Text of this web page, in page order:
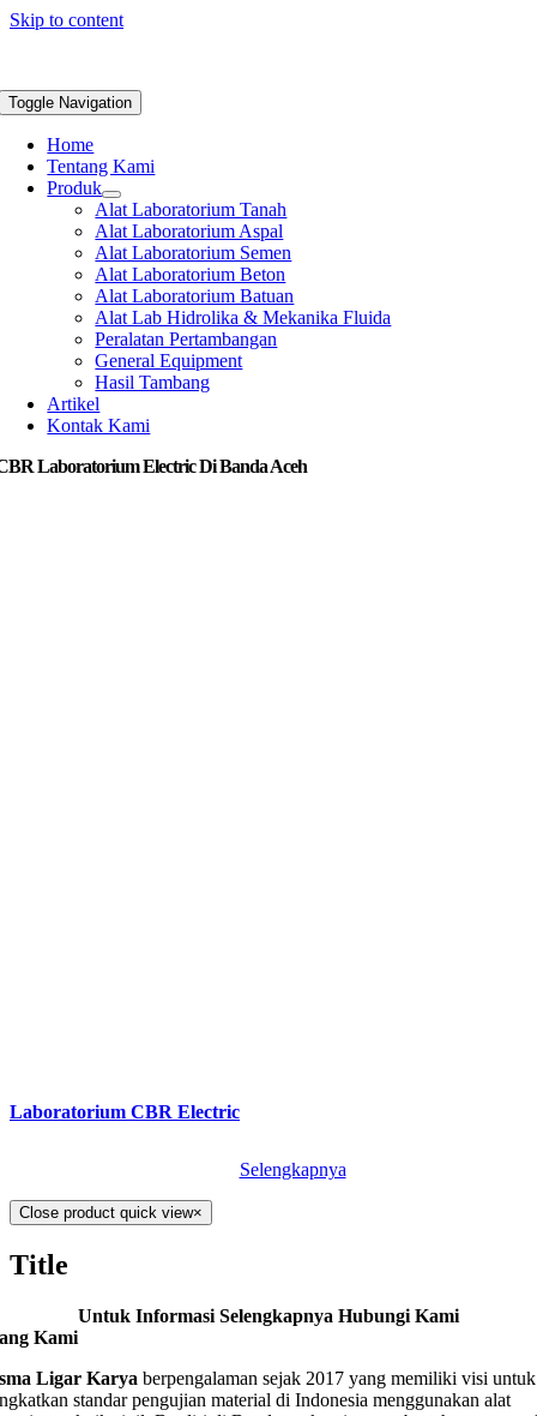
Skip to content
Toggle Navigation
Home
Tentang Kami
Produk
Alat Laboratorium Tanah
Alat Laboratorium Aspal
Alat Laboratorium Semen
Alat Laboratorium Beton
Alat Laboratorium Batuan
Alat Lab Hidrolika & Mekanika Fluida
Peralatan Pertambangan
General Equipment
Hasil Tambang
Artikel
Kontak Kami
Laboratorium Electric Di Banda Aceh
Laboratorium CBR Electric
Selengkapnya
Close product quick view×
Title
Untuk Informasi Selengkapnya Hubungi Kami
Kami
Ligar Karya berpengalaman sejak 2017 yang memiliki visi untuk
standar pengujian material di Indonesia menggunakan alat